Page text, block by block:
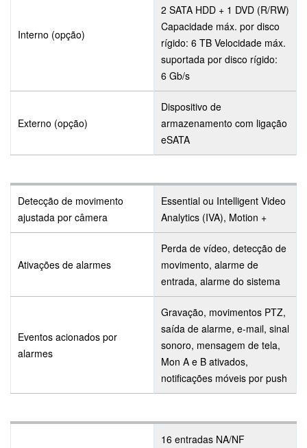
Interno (opção)
2 SATA HDD + 1 DVD (R/RW)
Capacidade máx. por disco
rígido: 6 TB Velocidade máx.
suportada por disco rígido:
6 Gb/s
Externo (opção)
Dispositivo de
armazenamento com ligação
eSATA
Detecção de movimento
ajustada por câmera
Essential ou Intelligent Video
Analytics (IVA), Motion +
Ativações de alarmes
Perda de vídeo, detecção de
movimento, alarme de
entrada, alarme do sistema
Eventos acionados por
alarmes
Gravação, movimentos PTZ,
saída de alarme, e-mail, sinal
sonoro, mensagem de tela,
Mon A e B ativados,
notificações móveis por push
16 entradas NA/NF